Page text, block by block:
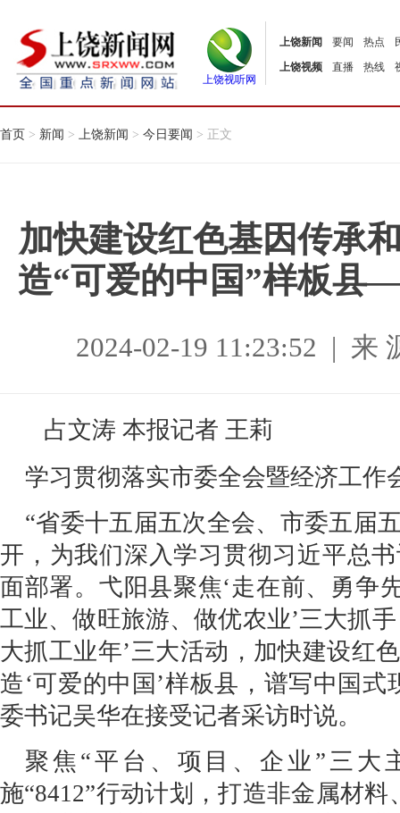
上饶视听网
上饶新闻 要闻 热点
上饶视频
直播 热线
首页 > 新闻 > 上饶新闻 > 今日要闻 > 正文
加快建设红色基因传承
造“可爱的中国”样板
2024-02-19 11:23:52 | 来
占文涛 本报记者 王莉
学习贯彻落实市委全会暨经济工作
“省委十五届五次全会、市委五届
开，为我们深入学习贯彻习近平总
面部署。弋阳县聚焦‘走在前、勇争
工业、做旺旅游、做优农业’三大抓
大抓工业年’三大活动，加快建设红
造‘可爱的中国’样板县，谱写中国
委书记吴华在接受记者采访时说。
聚焦“平台、项目、企业”三大
施“8412”行动计划，打造非金属材